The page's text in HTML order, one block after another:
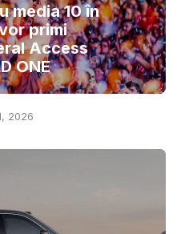
media 10 în
primi
Access
ONE
2026